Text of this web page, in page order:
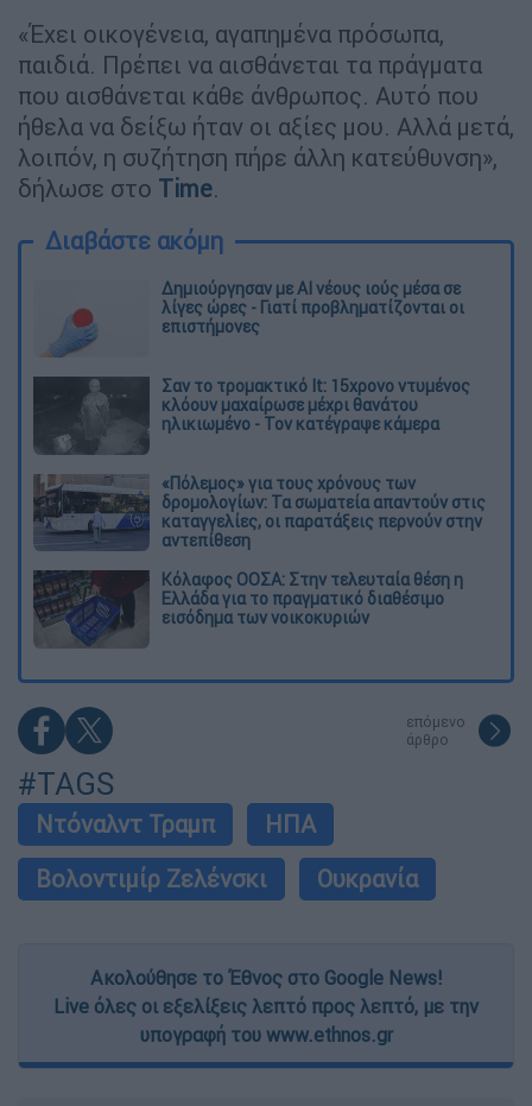
«Έχει οικογένεια, αγαπημένα πρόσωπα,
παιδιά. Πρέπει να αισθάνεται τα πράγματα
που αισθάνεται κάθε άνθρωπος. Αυτό που
ήθελα να δείξω ήταν οι αξίες μου. Αλλά μετά,
λοιπόν, η συζήτηση πήρε άλλη κατεύθυνση»,
δήλωσε στο Time.
Διαβάστε ακόμη
Δημιούργησαν με AI νέους ιούς μέσα σε
λίγες ώρες - Γιατί προβληματίζονται οι
επιστήμονες
Σαν το τρομακτικό It: 15χρονο ντυμένος
κλόουν μαχαίρωσε μέχρι θανάτου
ηλικιωμένο - Τον κατέγραψε κάμερα
«Πόλεμος» για τους χρόνους των
δρομολογίων: Τα σωματεία απαντούν στις
καταγγελίες, οι παρατάξεις περνούν στην
αντεπίθεση
Κόλαφος ΟΟΣΑ: Στην τελευταία θέση η
Ελλάδα για το πραγματικό διαθέσιμο
εισόδημα των νοικοκυριών
επόμενο
άρθρο
#TAGS
Ντόναλντ Τραμπ
ΗΠΑ
Βολοντιμίρ Ζελένσκι
Ουκρανία
Ακολούθησε το Έθνος στο Google News!
Live όλες οι εξελίξεις λεπτό προς λεπτό, με την
υπογραφή του www.ethnos.gr